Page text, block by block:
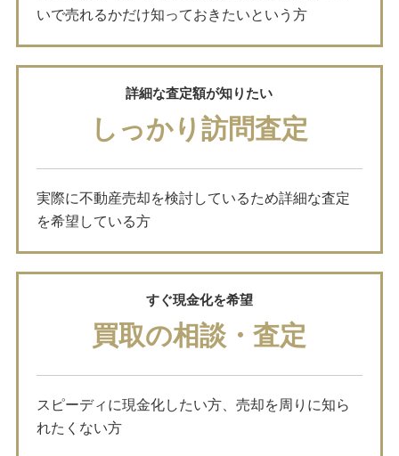
いで売れるかだけ知っておきたいという方
詳細な査定額が知りたい
しっかり訪問査定
実際に不動産売却を検討しているため詳細な査定
を希望している方
すぐ現金化を希望
買取の相談・査定
スピーディに現金化したい方、売却を周りに知ら
れたくない方